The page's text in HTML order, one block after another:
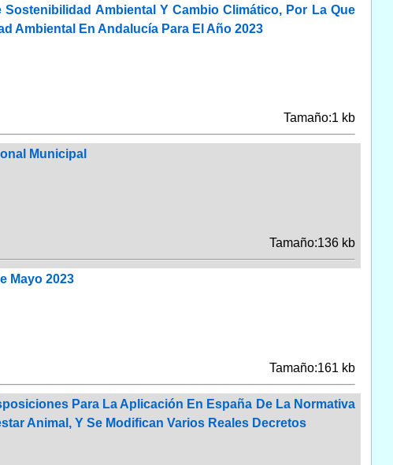
Ambiental Y Cambio Climático, Por La Que
Ambiental En Andalucía Para El Año 2023
Tamaño:1 kb
Municipal
Tamaño:136 kb
Mayo 2023
Tamaño:161 kb
Para La Aplicación En España De La Normativa
Animal, Y Se Modifican Varios Reales Decretos